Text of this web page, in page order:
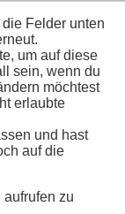
Felder unten
um auf diese
sein, wenn du
möchtest
erlaubte
und hast
auf die
zu